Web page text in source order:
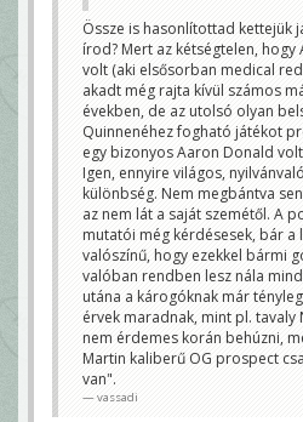
Össze is hasonlítottad kettejük
írod? Mert az kétségtelen,
volt (aki elsősorban medical
akadt még rajta kívül számos
években, de az utolsó olyan
Quinnenéhez fogható játékot
egy bizonyos Aaron Donald
Igen, ennyire világos,
különbség. Nem megbántva
az nem lát a saját szemétől. A
mutatói még kérdésesek, bár a
valószínű, hogy ezekkel bármi
valóban rendben lesz nála
utána a károgóknak már
érvek maradnak, mint pl. tavaly
nem érdemes korán behúzni,
Martin kaliberű OG prospect
van".
vassadi